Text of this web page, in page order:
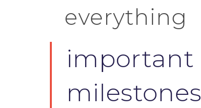
everything
important
milestones